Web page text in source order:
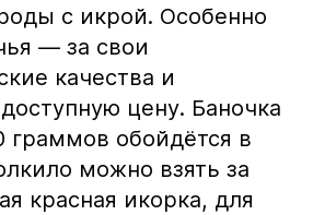
с икрой. Особенно
— за свои
качества и
цену. Баночка
граммов обойдётся в
можно взять за
красная икорка, для